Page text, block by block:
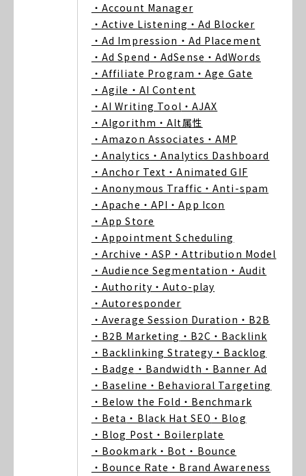
・Account Manager
・Active Listening ・Ad Blocker
・Ad Impression ・Ad Placement
・Ad Spend ・AdSense ・AdWords
・Affiliate Program ・Age Gate
・Agile ・AI Content
・AI Writing Tool ・AJAX
・Algorithm ・Alt属性
・Amazon Associates ・AMP
・Analytics ・Analytics Dashboard
・Anchor Text ・Animated GIF
・Anonymous Traffic ・Anti-spam
・Apache ・API ・App Icon
・App Store
・Appointment Scheduling
・Archive ・ASP ・Attribution Model
・Audience Segmentation ・Audit
・Authority ・Auto-play
・Autoresponder
・Average Session Duration ・B2B
・B2B Marketing ・B2C ・Backlink
・Backlinking Strategy ・Backlog
・Badge ・Bandwidth ・Banner Ad
・Baseline ・Behavioral Targeting
・Below the Fold ・Benchmark
・Beta ・Black Hat SEO ・Blog
・Blog Post ・Boilerplate
・Bookmark ・Bot ・Bounce
・Bounce Rate ・Brand Awareness